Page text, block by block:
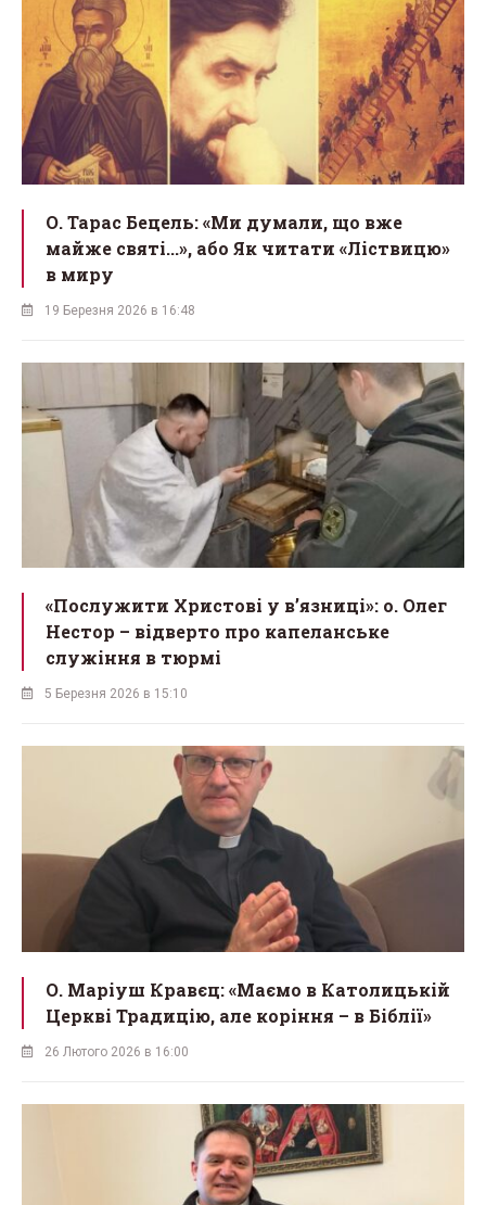
О. Тарас Бецель: «Ми думали, що вже
майже святі...», або Як читати «Ліствицю»
в миру
19 Березня 2026 в 16:48
«Послужити Христові у вʼязниці»: о. Олег
Нестор – відверто про капеланське
служіння в тюрмі
5 Березня 2026 в 15:10
О. Маріуш Кравєц: «Маємо в Католицькій
Церкві Традицію, але коріння – в Біблії»
26 Лютого 2026 в 16:00